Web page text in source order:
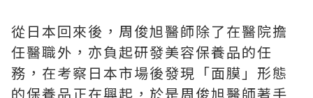
從日本回來後，周俊旭醫師除了在醫院擔
任醫職外，亦負起研發美容保養品的任
務，在考察日本市場後發現「面膜」形態
的保養品正在興起，於是周俊旭醫師著手